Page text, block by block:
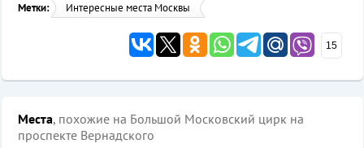
Метки: Интересные места Москвы
15
Места, похожие на Большой Московский цирк на
проспекте Вернадского